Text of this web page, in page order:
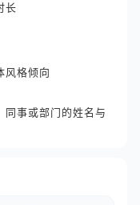
长
风格倾向
同事或部门的姓名与